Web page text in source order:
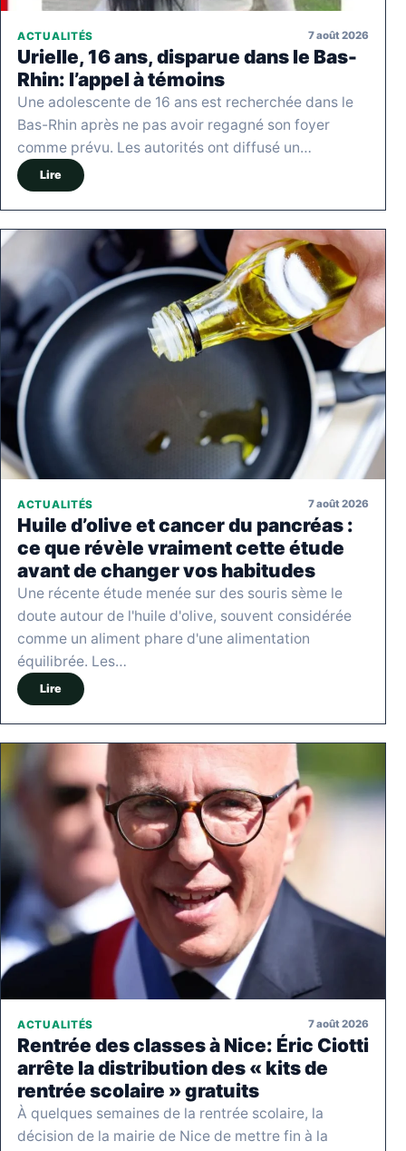
ACTUALITÉS 7 août 2026
Urielle, 16 ans, disparue dans le Bas-
Rhin: l’appel à témoins
Une adolescente de 16 ans est recherchée dans le
Bas-Rhin après ne pas avoir regagné son foyer
comme prévu. Les autorités ont diffusé un…
Lire
ACTUALITÉS 7 août 2026
Huile d’olive et cancer du pancréas :
ce que révèle vraiment cette étude
avant de changer vos habitudes
Une récente étude menée sur des souris sème le
doute autour de l'huile d'olive, souvent considérée
comme un aliment phare d'une alimentation
équilibrée. Les…
Lire
ACTUALITÉS 7 août 2026
Rentrée des classes à Nice: Éric Ciotti
arrête la distribution des « kits de
rentrée scolaire » gratuits
À quelques semaines de la rentrée scolaire, la
décision de la mairie de Nice de mettre fin à la